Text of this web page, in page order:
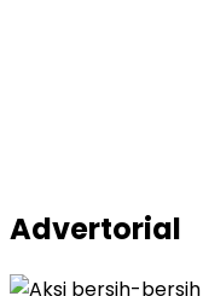
Advertorial